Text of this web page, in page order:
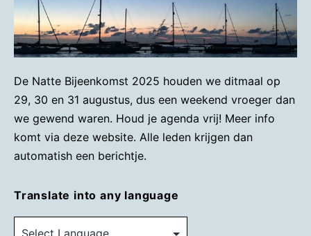
De Natte Bijeenkomst 2025 houden we ditmaal op
29, 30 en 31 augustus, dus een weekend vroeger dan
we gewend waren. Houd je agenda vrij! Meer info
komt via deze website. Alle leden krijgen dan
automatish een berichtje.
Translate into any language